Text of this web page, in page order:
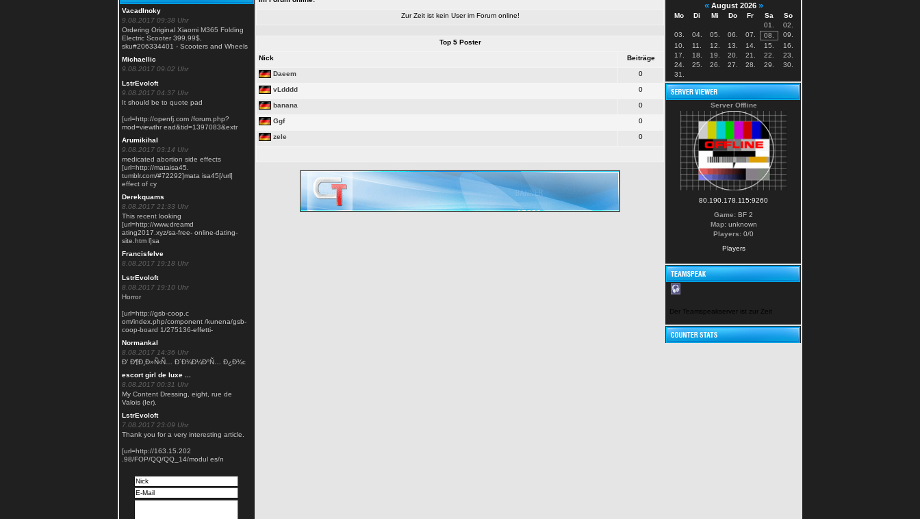
VacadInoky
9.08.2017 09:38 Uhr
Ordering Original Xiaomi M365 Folding
Electric Scooter 399.99$,
sku#206334401 - Scooters and Wheels
Michaellic
9.08.2017 09:02 Uhr
LstrEvoloft
9.08.2017 04:37 Uhr
It should be to quote pad
[url=http://openfj.com /forum.php?
mod=viewthr ead&tid=1397083&extr
Arumikihal
9.08.2017 03:14 Uhr
medicated abortion side effects
[url=http://mataisa45.
tumblr.com/#72292]mata isa45[/url]
effect of cy
Derekquams
8.08.2017 21:33 Uhr
This recent looking
[url=http://www.dreamd
ating2017.xyz/sa-free- online-dating-
site.htm l]sa
Francisfelve
8.08.2017 19:18 Uhr
LstrEvoloft
8.08.2017 19:10 Uhr
Horror
[url=http://gsb-coop.c
om/index.php/component /kunena/gsb-
coop-board 1/275136-effetti-
Normankal
8.08.2017 14:36 Uhr
Ð’ Ð¶Ð¸Ð»Ñ‹Ñ… Ð´Ð¾Ð¼Ð°Ñ… Ð¿Ð¾с
escort girl de luxe ...
8.08.2017 00:31 Uhr
My Content Dressing, eight, rue de
Valois (Ier).
LstrEvoloft
7.08.2017 23:09 Uhr
Thank you for a very interesting article.
[url=http://163.15.202
.98/FOP/QQ/QQ_14/modul es/n
Zur Zeit ist kein User im Forum online!
Top 5 Poster
Nick Beiträge
Daeem 0
vLdddd 0
banana 0
Ggf 0
zele 0
« August 2026 »
Mo Di Mi Do Fr Sa
So
01.
02.
03.
04. 05. 06. 07. 08.
09.
10.
11. 12. 13. 14. 15.
16.
17.
18. 19. 20. 21. 22.
23.
24.
25. 26. 27. 28. 29.
30.
31.
Server Offline
80.190.178.115:9260
Game: BF 2
Map: unknown
Players: 0/0
Players
Der Teamspeakserver ist zur Zeit nicht erreichbar!